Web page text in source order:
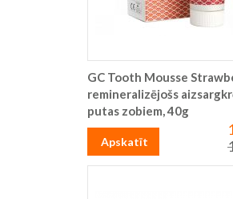
GC Tooth Mousse
remineralizējošs
putas zobiem, 40g
Apskatīt